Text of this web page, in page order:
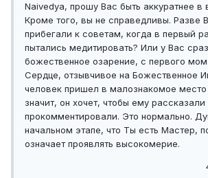
Naivedya, прошу Вас быть аккуратнее в
Кроме того, вы не справедливы. Разве
прибегали к советам, когда в первый
пытались медитировать? Или у Вас
божественное озарение, с первого
Сердце, отзывчивое на Божественное
человек пришел в малознакомое
значит, он хочет, чтобы ему рассказали
прокомментировали. Это нормально.
начальном этапе, что Ты есть Мастер,
означает проявлять высокомерие.